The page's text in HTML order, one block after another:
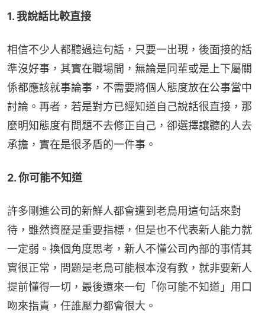
1. 我說話比較直接
相信不少人都聽過這句話，只要一出現，後面接的話
準沒好事，其實在職場間，無論是同輩或是上下屬關
係都應該就事論事，不需要將個人態度放在公事當中
討論。再者，若是對方已經知道自己說話很直接，那
麼明知態度有問題不去修正自己，卻選擇讓聽的人去
承擔，實在是很矛盾的一件事。
2. 你可能不知道
許多剛進公司的新鮮人都會遭到老鳥用這句話來對
待，雖然資歷是重要指標，但是也不代表新人能力就
一定弱。換個角度思考，新人不懂公司內部的事情其
實很正常，問題是老鳥可能根本沒有教，就非要新人
提前懂得一切，最後還來一句「你可能不知道」用口
吻來指責，任誰壓力都會很大。